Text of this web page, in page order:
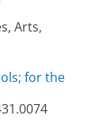
Arts,
for the